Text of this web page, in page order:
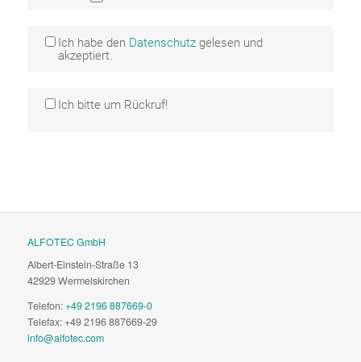
Ich habe den Datenschutzgelesen und
akzeptiert.
Ich bitte um Rückruf!
ALFOTEC GmbH
Albert-Einstein-Straße 13
42929 Wermelskirchen
Telefon:+49 2196 887669-0
Telefax: +49 2196 887669-29
info@alfotec.com